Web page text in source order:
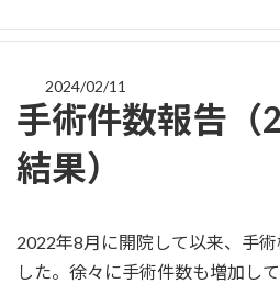
2024/02/11
手術件数報告（
結果）
2022年8月に開院して以来、手
した。徐々に手術件数も増加し